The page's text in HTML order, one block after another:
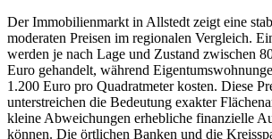
Der Immobilienmarkt in Allstedt zeigt eine
moderaten Preisen im regionalen Vergleich.
werden je nach Lage und Zustand zwischen
Euro gehandelt, während
1.200 Euro pro Quadratmeter kosten. Diese
unterstreichen die Bedeutung exakter
kleine Abweichungen erhebliche finanzielle
können. Die örtlichen Banken und die